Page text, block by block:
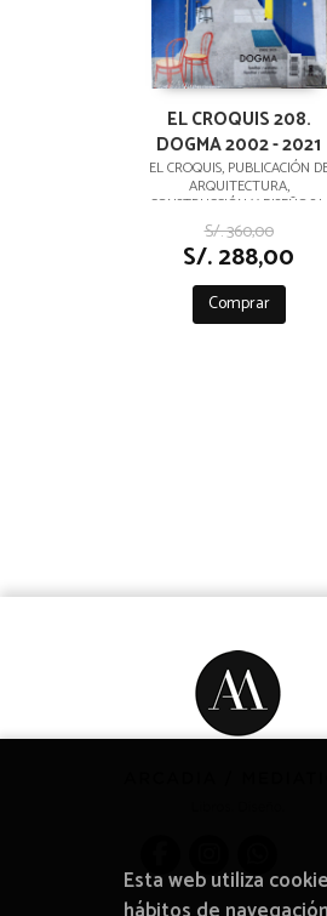
EL CROQUIS 208.
DOGMA 2002 - 2021
EL CROQUIS, PUBLICACIÓN
ARQUITECTURA,
CONSTRUCCIÓN Y DISEÑO,S.L.
S/. 360,00
S/. 288,00
Comprar
Esta web utiliza